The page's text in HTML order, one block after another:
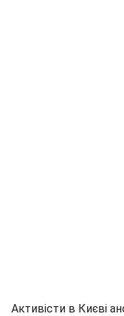
Активісти в Києві